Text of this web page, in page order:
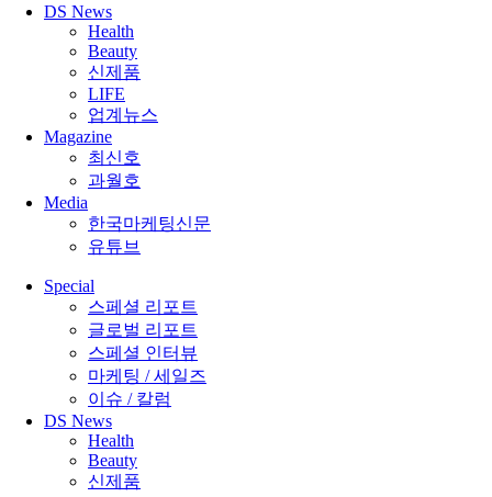
DS News
Health
Beauty
신제품
LIFE
업계뉴스
Magazine
최신호
과월호
Media
한국마케팅신문
유튜브
Special
스페셜 리포트
글로벌 리포트
스페셜 인터뷰
마케팅 / 세일즈
이슈 / 칼럼
DS News
Health
Beauty
신제품